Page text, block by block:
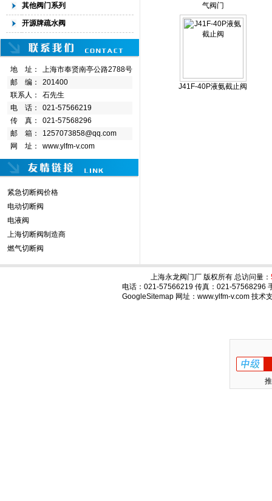
其他阀门系列
开源牌疏水阀
地 址：
上海市奉贤南亭公路2788号
邮 编：
201400
联系人：
石先生
电 话：
021-57566219
传 真：
021-57568296
邮 箱：
1257073858@qq.com
网 址：
www.ylfm-v.com
紧急切断阀价格
电动切断阀
电液阀
上海切断阀制造商
燃气切断阀
气阀门
J41F-40P液氨截止阀
上海永龙阀门厂 版权所有 总访问量：
电话：021-57566219 传真：021-57568296
GoogleSitemap网址：www.ylfm-v.com 技术